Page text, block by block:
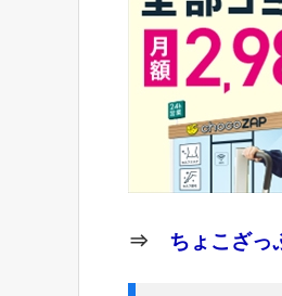
⇒ ちょこざっ